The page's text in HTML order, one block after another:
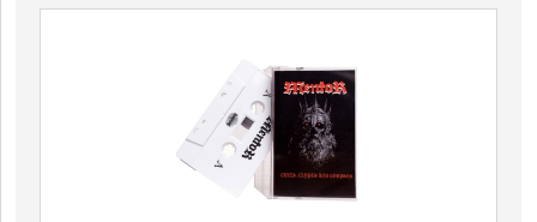
NOWOŚĆ